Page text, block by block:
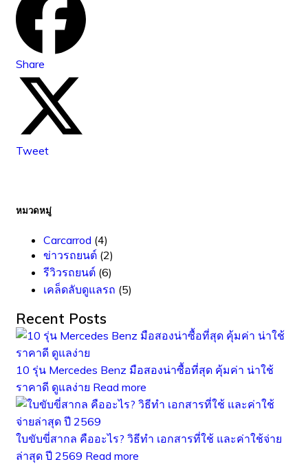
Share
Tweet
หมวดหมู่
Carcarrod (4)
ข่าวรถยนต์ (2)
รีวิวรถยนต์ (6)
เคล็ดลับดูแลรถ (5)
Recent Posts
10 รุ่น Mercedes Benz มือสองน่าซื้อที่สุด คุ้มค่า น่าใช้
ราคาดี ดูแลง่าย Read more
ใบขับขี่สากล คืออะไร? วิธีทำ เอกสารที่ใช้ และค่าใช้จ่าย
ล่าสุด ปี 2569 Read more